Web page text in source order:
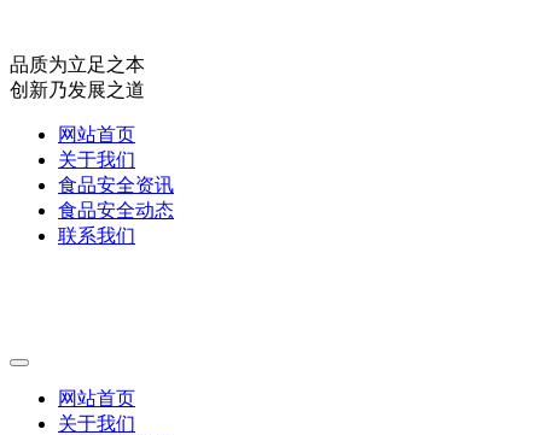
品质为立足之本
创新乃发展之道
网站首页
关于我们
食品安全资讯
食品安全动态
联系我们
网站首页
关于我们